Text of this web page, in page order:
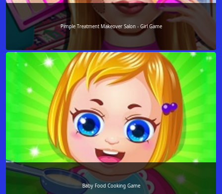
Pimple Treatment Makeover Salon - Girl Game
Baby Food Cooking Game